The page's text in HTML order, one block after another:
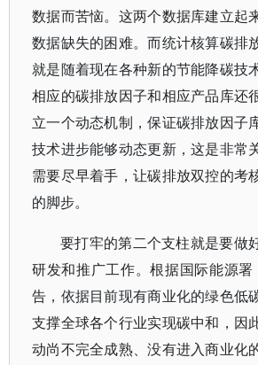
数据而苦恼。这两个数据库建立起
数据缺失的困难。而统计核算碳排
就是随着现在各种新的节能降碳技
相应的碳排放因子和相应产品库还
立一个动态机制，保证碳排放因子
技术进步能够动态更新，这是非常
需要尽早着手，让碳排放双控的考
的脚步。
要打牢的第二个支柱就是要做
研发和推广工作。根据国际能源署
告，依据目前现有商业化的绿色低
支撑全球各个行业实现碳中和，因
动尚不完全成熟、没有进入商业化